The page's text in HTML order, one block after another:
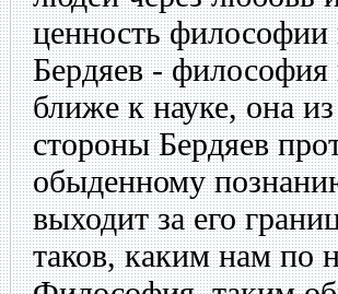
ценность
Бердяев - философия
ближе к науке, она
стороны Бердяев
обыденному
выходит за его
таков, каким нам по